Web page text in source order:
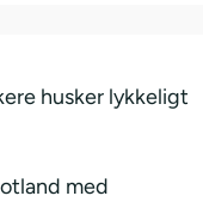
husker lykkeligt
med